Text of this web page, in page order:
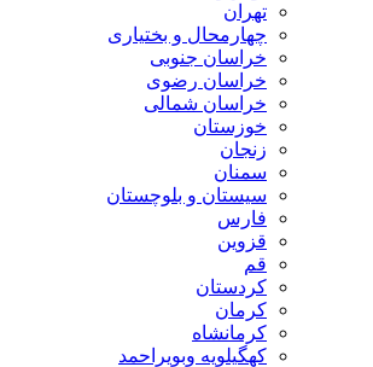
تهران
چهارمحال و بختیاری
خراسان جنوبی
خراسان رضوی
خراسان شمالی
خوزستان
زنجان
سمنان
سیستان و بلوچستان
فارس
قزوین
قم
کردستان
کرمان
کرمانشاه
کهگیلویه وبویراحمد